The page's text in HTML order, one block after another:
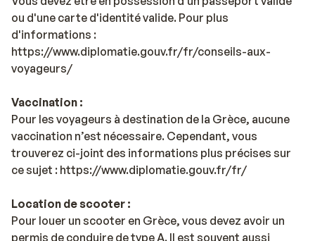
ou d'une carte d'identité valide. Pour plus
d'informations :
https://www.diplomatie.gouv.fr/fr/conseils-aux-
voyageurs/
Vaccination :
Pour les voyageurs à destination de la Grèce, aucune
vaccination n’est nécessaire. Cependant, vous
trouverez ci-joint des informations plus précises sur
ce sujet : https://www.diplomatie.gouv.fr/fr/
Location de scooter :
Pour louer un scooter en Grèce, vous devez avoir un
permis de conduire de type A. Il est souvent aussi